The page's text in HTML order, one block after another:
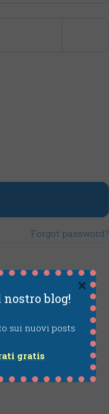
Forgot password?
blog!
sui nuovi posts
gratis
×